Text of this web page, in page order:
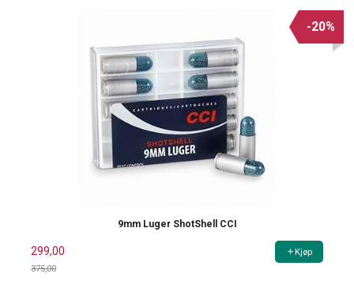
9mm Luger ShotShell CCI
299,00
375,00
-20%
Kjøp